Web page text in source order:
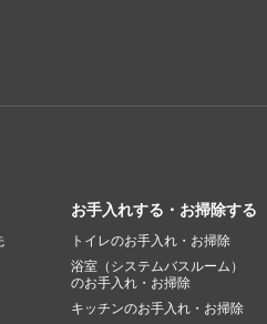
お手入れする・お掃除する
トイレのお手入れ・お掃除
浴室（システムバスルーム）
のお手入れ・お掃除
キッチンのお手入れ・お掃除